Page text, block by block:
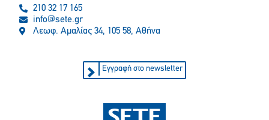
210 32 17 165
info@sete.gr
Λεωφ. Αμαλίας 34, 105 58, Αθήνα
Εγγραφή στο newsletter